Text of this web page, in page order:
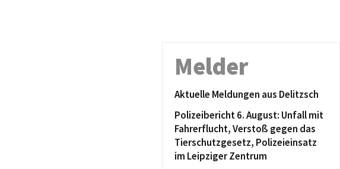
Melder
Aktuelle Meldungen aus Delitzsch
Polizeibericht 6. August: Unfall mit
Fahrerflucht, Verstoß gegen das
Tierschutzgesetz, Polizeieinsatz
im Leipziger Zentrum